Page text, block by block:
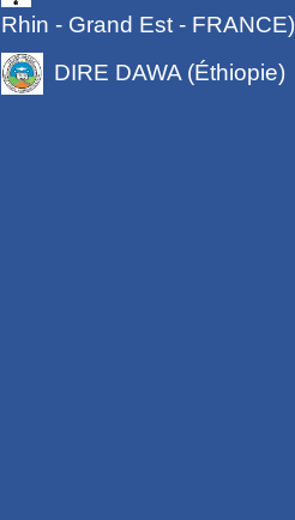
Rhin - Grand Est - FRANCE)
DIRE DAWA (Éthiopie)